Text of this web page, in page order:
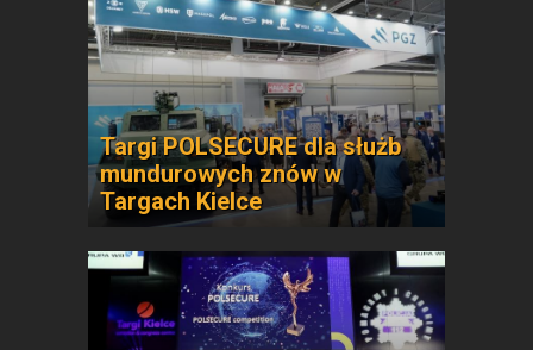
Targi POLSECURE dla służb
mundurowych znów w
Targach Kielce